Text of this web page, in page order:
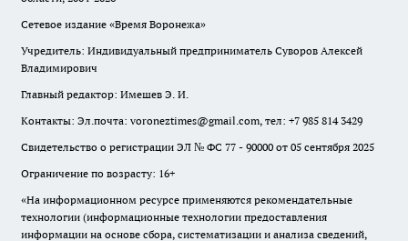
Сетевое издание «Время Воронежа»
Учредитель: Индивидуальный предприниматель Суворов Алексей
Владимирович
Главный редактор: Имешев Э. И.
Контакты: Эл.почта: voroneztimes@gmail.com, тел: +7 985 814 3429
Свидетельство о регистрации ЭЛ № ФС 77 - 90000 от 05 сентября 2025
Ограничение по возрасту: 16+
«На информационном ресурсе применяются рекомендательные
технологии (информационные технологии предоставления
информации на основе сбора, систематизации и анализа сведений,